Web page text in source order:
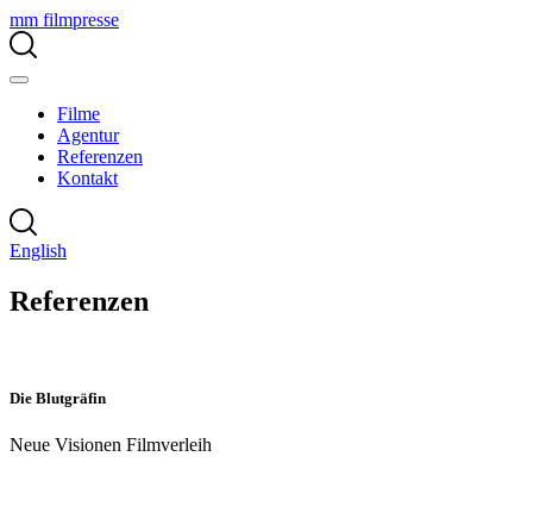
mm filmpresse
Filme
Agentur
Referenzen
Kontakt
English
Referenzen
Die Blutgräfin
Neue Visionen Filmverleih